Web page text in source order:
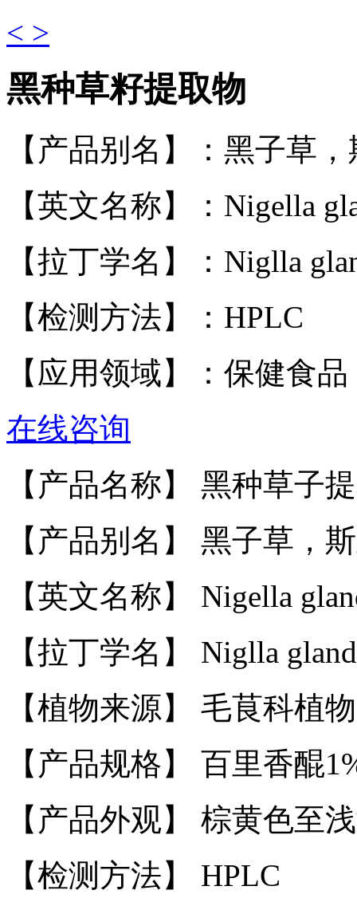
< >
黑种草籽提取物
【产品别名】
：黑子草
【英文名称】
：Nigella
【拉丁学名】
：Niglla
【检测方法】
：HPLC
【应用领域】
：保健食
在线咨询
【产品名称】 黑种草子
【产品别名】 黑子草，
【英文名称】 Nigella
【拉丁学名】 Niglla
【植物来源】 毛茛科植
【产品规格】 百里香醌
【产品外观】 棕黄色至
【检测方法】 HPLC